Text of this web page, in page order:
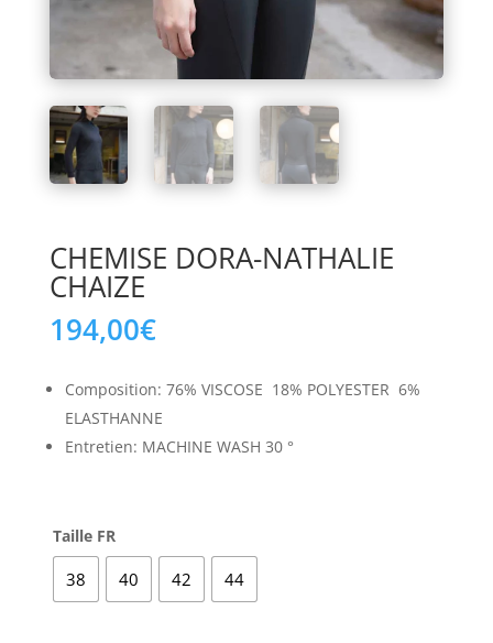
CHEMISE DORA-NATHALIE
CHAIZE
194,00€
Composition: 76% VISCOSE 18% POLYESTER 6%
ELASTHANNE
Entretien: MACHINE WASH 30 °
Taille FR
38 40 42 44